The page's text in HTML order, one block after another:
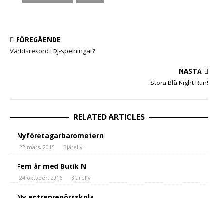
FÖREGÅENDE
Världsrekord i DJ-spelningar?
NÄSTA
Stora Blå Night Run!
RELATED ARTICLES
Nyföretagarbarometern
22 mars, 2015 Bjäreliv
Fem år med Butik N
24 oktober, 2016 Bjäreliv